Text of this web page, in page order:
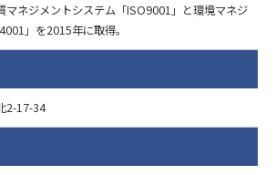
マネジメントシステム「ISO9001」と環境マネジ
」を2015年に取得。
2-17-34